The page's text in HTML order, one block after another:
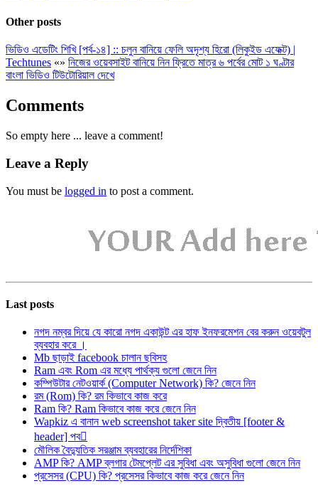
Other posts
ভিডিও এডেটিং শিখি [পর্ব-১৪] :: চলুন বানিয়ে ফেলি অদৃশ্য হিরো (লিকুইড এফেক্ট) |
Techtunes «» নিজের ওয়েবসাইট বানিয়ে নিন ফ্রিতে মাত্র ৬ পর্বের মোট ১ ঘণ্টার
বাংলা ভিডিও টিউটোরিয়াল দেখে
Comments
So empty here ... leave a comment!
Leave a Reply
You must be logged in to post a comment.
Last posts
নগদ নম্বর দিয়ে যে কারো নগদ একাউন্ট এর হাফ ইনফরমেশন বের করুন ওয়েবটুল
ব্যবহার করে ।
Mb ছাড়াই facebook চালান ছবিসহ
Ram এবং Rom এর মধ্যে পার্থক্য গুলো জেনে নিন
কম্পিউটার নেটওয়ার্ক (Computer Network) কি? জেনে নিন
রম (Rom) কি? রম কিভাবে কাজ করে
Ram কি? Ram কিভাবে কাজ করে জেনে নিন
Wapkiz এ বানান web screenshot taker site দ্বিতীয় [footer &
header] পব
মৌলিক বৈদ্যুতিক সরঞ্জাম ব্যবহারের নির্দেশিকা
AMP কি? AMP ব্লগার টেমপ্লেট এর সুবিধা এবং অসুবিধা গুলো জেনে নিন
প্রসেসর (CPU) কি? প্রসেসর কিভাবে কাজ করে জেনে নিন